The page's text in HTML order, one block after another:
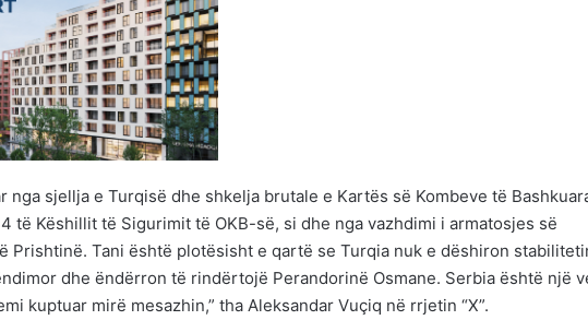
nga sjellja e Turqisë dhe shkelja brutale e Kartës së Kombeve të
të Këshillit të Sigurimit të OKB-së, si dhe nga vazhdimi i armatosjes së
Prishtinë. Tani është plotësisht e qartë se Turqia nuk e dëshiron
dhe ëndërron të rindërtojë Perandorinë Osmane. Serbia është një
kuptuar mirë mesazhin,” tha Aleksandar Vuçiq në rrjetin “X”.